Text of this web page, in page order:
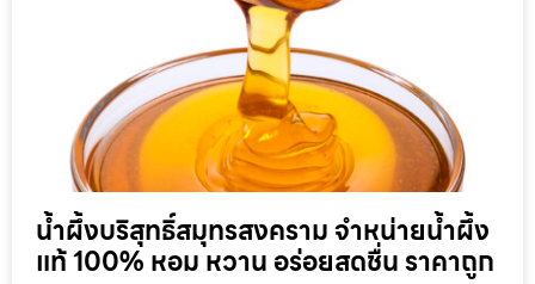
น้ำผึ้งบริสุทธิ์สมุทรสงคราม จำหน่ายน้ำผึ้ง
แท้ 100% หอม หวาน อร่อยสดชื่น ราคาถูก